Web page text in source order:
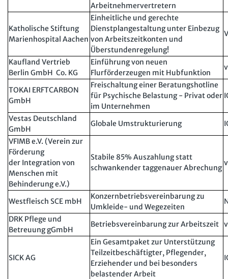
Arbeitnehmervertretern
Katholische Stiftung
Marienhospital Aachen
Einheitliche und gerechte
Dienstplangestaltung unter Einbezug
von Arbeitszeitkonten und
Überstundenregelung!
Kaufland Vertrieb
Berlin GmbH Co. KG
Einführung von neuen
Flurförderzeugen mit Hubfunktion
TOKAI ERFTCARBON
GmbH
Freischaltung einer Beratungshotline
für Psychische Belastung - Privat oder
im Unternehmen
Vestas Deutschland
GmbH
Globale Umstrukturierung
VFIMB e.V. (Verein zur
Förderung
der Integration von
Menschen mit
Behinderung e.V.)
Stabile 85% Auszahlung statt
schwankender taggenauer Abrechung
Westfleisch SCE mbH
Konzernbetriebsvereinbarung zu
Umkleide- und Wegezeiten
DRK Pflege und
Betreuung gGmbH
Betriebsvereinbarung zur Arbeitszeit
SICK AG
Ein Gesamtpaket zur Unterstützung
Teilzeitbeschäftigter, Pflegender,
Erziehender und bei besonders
belastender Arbeit